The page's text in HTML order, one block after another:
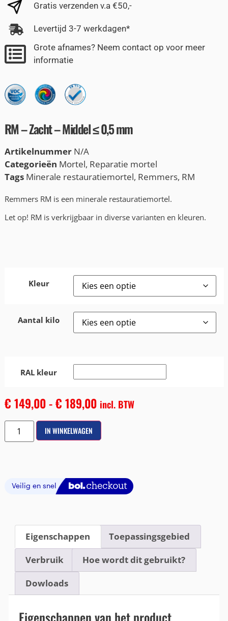
Gratis verzenden v.a €50,-
Levertijd 3-7 werkdagen*
Grote afnames? Neem contact op voor meer
informatie
RM – Zacht – Middel ≤ 0,5 mm
Artikelnummer N/A
Categorieën Mortel, Reparatie mortel
Tags Minerale restauratiemortel, Remmers, RM
Remmers RM is een minerale restauratiemortel.
Let op! RM is verkrijgbaar in diverse varianten en kleuren.
Kleur
Aantal kilo
RAL kleur
€ 149,00-€ 189,00 incl. BTW
IN WINKELWAGEN
Eigenschappen Toepassingsgebied
Verbruik Hoe wordt dit gebruikt?
Dowloads